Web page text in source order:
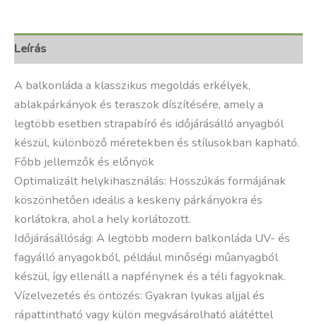
Leírás
A balkonláda a klasszikus megoldás erkélyek,
ablakpárkányok és teraszok díszítésére, amely a
legtöbb esetben strapabíró és időjárásálló anyagból
készül, különböző méretekben és stílusokban kapható.
Főbb jellemzők és előnyök
Optimalizált helykihasználás: Hosszúkás formájának
köszönhetően ideális a keskeny párkányokra és
korlátokra, ahol a hely korlátozott.
Időjárásállóság: A legtöbb modern balkonláda UV- és
fagyálló anyagokból, például minőségi műanyagból
készül, így ellenáll a napfénynek és a téli fagyoknak.
Vízelvezetés és öntözés: Gyakran lyukas aljjal és
rápattintható vagy külön megvásárolható alátéttel